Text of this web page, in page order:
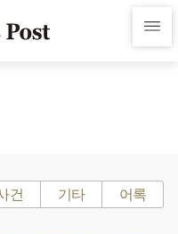
건 기타 어록